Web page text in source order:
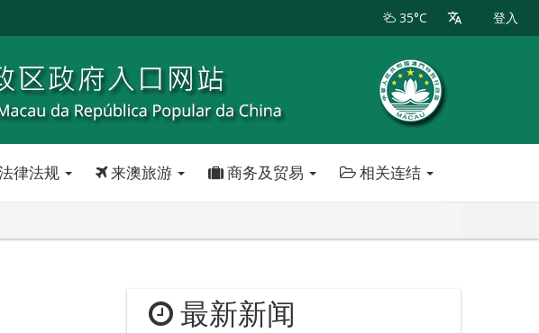
35°C 登入
律法规 来澳旅游 商务及贸易 相关连结
最新新闻